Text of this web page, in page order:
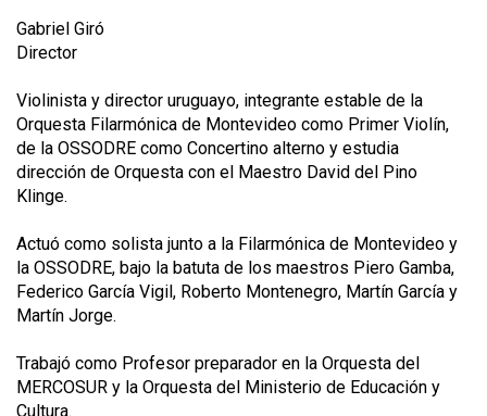
Gabriel Giró
Director
Violinista y director uruguayo, integrante estable de la
Orquesta Filarmónica de Montevideo como Primer Violín,
de la OSSODRE como Concertino alterno y estudia
dirección de Orquesta con el Maestro David del Pino
Klinge.
Actuó como solista junto a la Filarmónica de Montevideo y
la OSSODRE, bajo la batuta de los maestros Piero Gamba,
Federico García Vigil, Roberto Montenegro, Martín García y
Martín Jorge.
Trabajó como Profesor preparador en la Orquesta del
MERCOSUR y la Orquesta del Ministerio de Educación y
Cultura.